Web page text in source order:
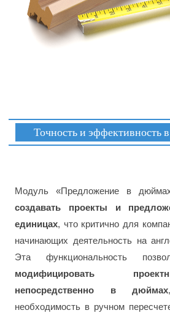
Точность и эффективность
Модуль «Предложение в
создавать проекты и
единицах, что критично для
начинающих деятельность на
Эта функциональность
модифицировать
непосредственно в дюймах
необходимость в ручном